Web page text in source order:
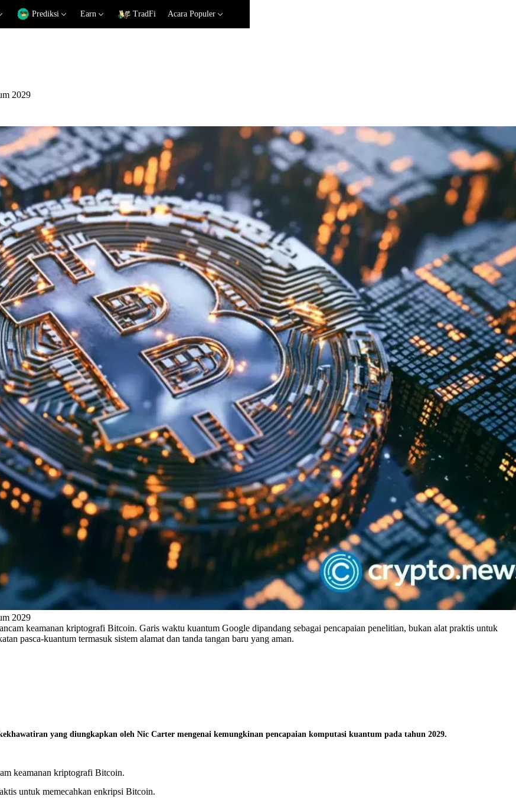
Prediksi Earn TradFi Acara Populer
2029
2029
keamanan kriptografi Bitcoin. Garis waktu kuantum Google dipandang sebagai pencapaian penelitian, bukan alat praktis untuk
pasca-kuantum termasuk sistem alamat dan tanda tangan baru yang aman.
yang diungkapkan oleh Nic Carter mengenai kemungkinan pencapaian komputasi kuantum pada tahun 2029.
keamanan kriptografi Bitcoin.
untuk memecahkan enkripsi Bitcoin.